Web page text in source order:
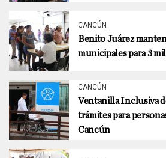
CANCÚN
Benito Juárez
municipales para 3
CANCÚN
Ventanilla Inclusiva
trámites para
Cancún